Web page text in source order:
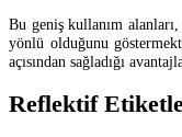
Bu geniş kullanım
yönlü olduğunu
açısından sağladığı
Reflektif